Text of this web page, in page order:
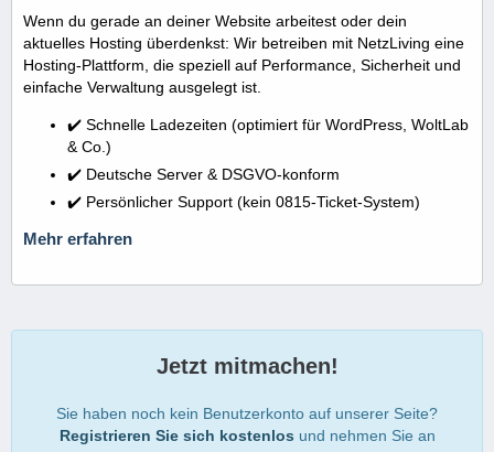
Wenn du gerade an deiner Website arbeitest oder dein
aktuelles Hosting überdenkst: Wir betreiben mit NetzLiving eine
Hosting-Plattform, die speziell auf Performance, Sicherheit und
einfache Verwaltung ausgelegt ist.
✔️ Schnelle Ladezeiten (optimiert für WordPress, WoltLab
& Co.)
✔️ Deutsche Server & DSGVO-konform
✔️ Persönlicher Support (kein 0815-Ticket-System)
Mehr erfahren
Jetzt mitmachen!
Sie haben noch kein Benutzerkonto auf unserer Seite?
Registrieren Sie sich kostenlos und nehmen Sie an